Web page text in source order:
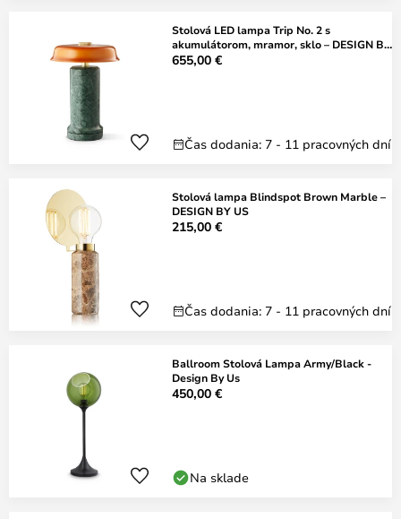
Stolová LED lampa Trip No. 2 s
akumulátorom, mramor, sklo – DESIGN BY
US
655,00 €
Čas dodania: 7 - 11 pracovných dní
Stolová lampa Blindspot Brown Marble –
DESIGN BY US
215,00 €
Čas dodania: 7 - 11 pracovných dní
Ballroom Stolová Lampa Army/Black -
Design By Us
450,00 €
Na sklade